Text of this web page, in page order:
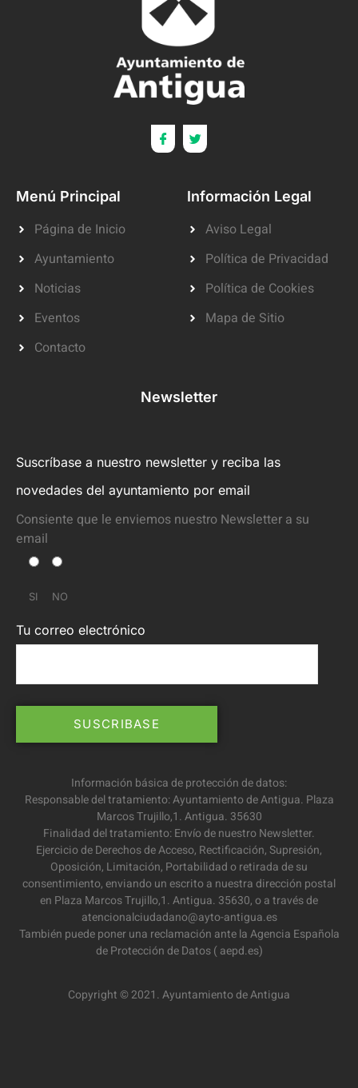
Menú Principal
Página de Inicio
Ayuntamiento
Noticias
Eventos
Contacto
Información Legal
Aviso Legal
Política de Privacidad
Política de Cookies
Mapa de Sitio
Newsletter
Suscríbase a nuestro newsletter y reciba las
novedades del ayuntamiento por email
Consiente que le enviemos nuestro Newsletter a su
email
SI NO
Tu correo electrónico
Información básica de protección de datos:
Responsable del tratamiento: Ayuntamiento de Antigua. Plaza
Marcos Trujillo,1. Antigua. 35630
Finalidad del tratamiento: Envío de nuestro Newsletter.
Ejercicio de Derechos de Acceso, Rectificación, Supresión,
Oposición, Limitación, Portabilidad o retirada de su
consentimiento, enviando un escrito a nuestra dirección postal
en Plaza Marcos Trujillo,1. Antigua. 35630, o a través de
atencionalciudadano@ayto-antigua.es
También puede poner una reclamación ante la Agencia Española
de Protección de Datos ( aepd.es)
Copyright © 2021. Ayuntamiento de Antigua